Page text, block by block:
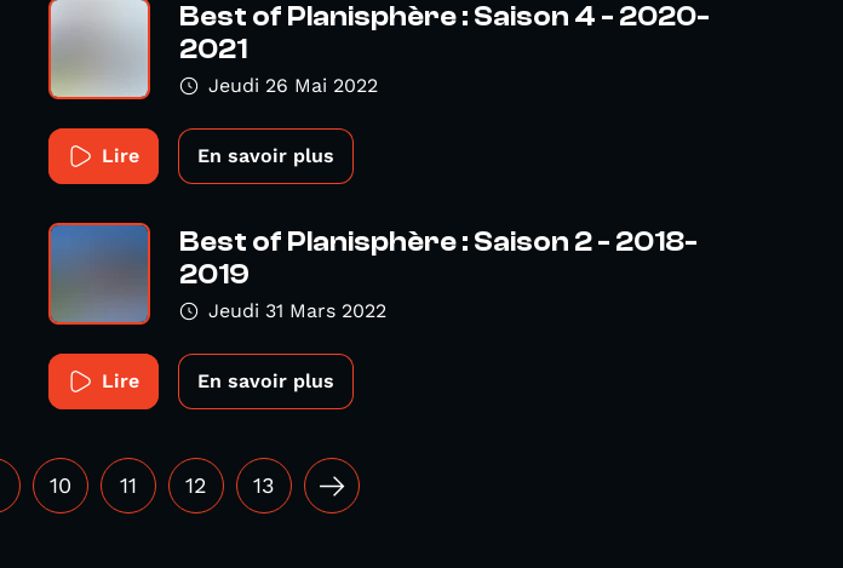
Best of Planisphère : Saison 4 - 2020-
2021
Jeudi 26 Mai 2022
Lire En savoir plus
Best of Planisphère : Saison 2 - 2018-
2019
Jeudi 31 Mars 2022
Lire En savoir plus
10 11 12 13